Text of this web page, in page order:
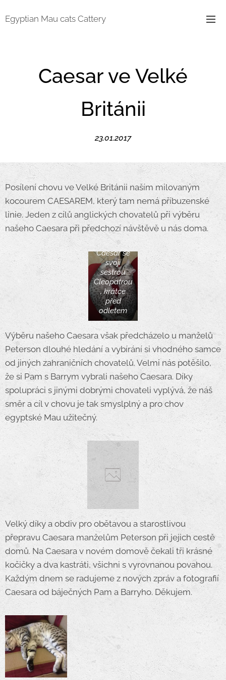
Egyptian Mau cats Cattery
Caesar ve Velké
Británii
23.01.2017
Posílení chovu ve Velké Británii naším milovaným
kocourem CAESAREM, který tam nemá příbuzenské
linie. Jeden z cílů anglických chovatelů při výběru
našeho Caesara při předchozí návštěvě u nás doma.
Caesar se
svojí
sestrou
Cleopatrou
, krátce
před
odletem
Výběru našeho Caesara však předcházelo u manželů
Peterson dlouhé hledání a vybírání si vhodného samce
od jiných zahraničních chovatelů. Velmi nás potěšilo,
že si Pam s Barrym vybrali našeho Caesara. Díky
spolupráci s jinými dobrými chovateli vyplývá, že náš
směr a cíl v chovu je tak smyslplný a pro chov
egyptské Mau užitečný.
Velký díky a obdiv pro obětavou a starostlivou
přepravu Caesara manželům Peterson při jejich cestě
domů. Na Caesara v novém domově čekali tři krásné
kočičky a dva kastráti, všichni s vyrovnanou povahou.
Každým dnem se radujeme z nových zpráv a fotografií
Caesara od báječných Pam a Barryho. Děkujem.